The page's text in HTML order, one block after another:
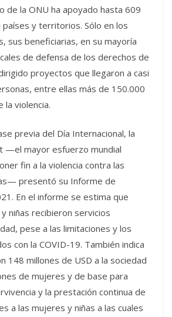
de la ONU ha apoyado hasta 609
y territorios. Sólo en los
sus beneficiarias, en su mayoría
de defensa de los derechos de
proyectos que llegaron a casi
entre ellas más de 150.000
la violencia.
previa del Día Internacional, la
—el mayor esfuerzo mundial
fin a la violencia contra las
presentó su Informe de
En el informe se estima que
niñas recibieron servicios
pese a las limitaciones y los
con la COVID-19. También indica
148 millones de USD a la sociedad
de mujeres y de base para
y la prestación continua de
a las mujeres y niñas a las cuales